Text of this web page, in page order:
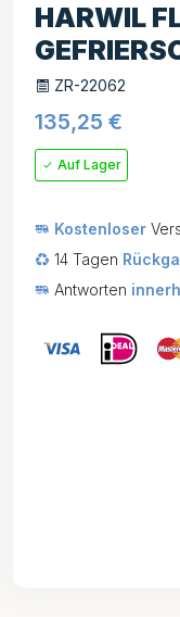
HARWIL
ZR-22062
135,25 €
Auf Lager
Kostenloser
14 Tagen
Antworten